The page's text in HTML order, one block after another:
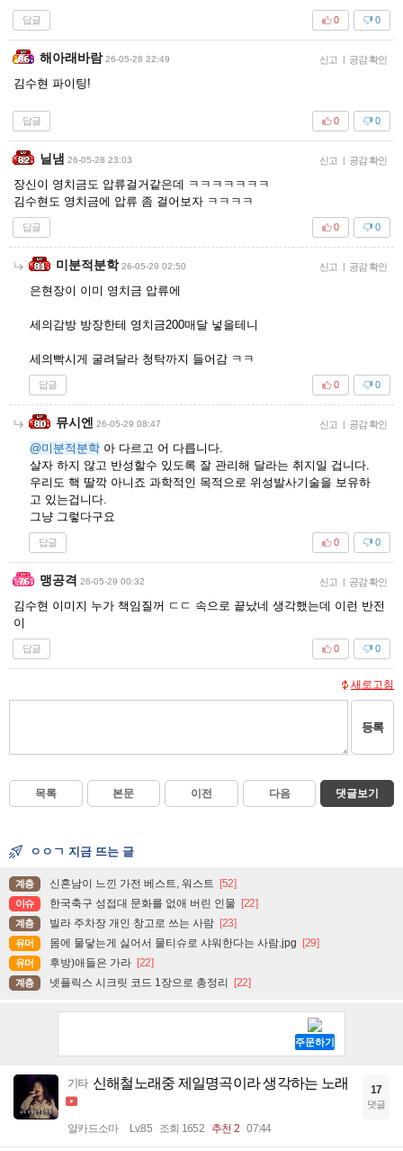
답글 0
0
해아래바람 26-05-28 22:49 신고 | 공감 확인
김수현 파이팅!
답글 0
0
닐냄 26-05-28 23:03 신고 | 공감 확인
장신이 영치금도 압류걸거같은데 ㅋㅋㅋㅋㅋㅋㅋ
김수현도 영치금에 압류 좀 걸어보자 ㅋㅋㅋㅋ
답글 0
0
미분적분학 26-05-29 02:50 신고 | 공감 확인
은현장이 이미 영치금 압류에
세의감방 방장한테 영치금200매달 넣을테니
세의빡시게 굴려달라 청탁까지 들어감 ㅋㅋ
답글 0
0
뮤시엔 26-05-29 08:47 신고 | 공감 확인
@미분적분학 아 다르고 어 다릅니다.
살자 하지 않고 반성할수 있도록 잘 관리해 달라는 취지일 겁니다.
우리도 핵 딸깍 아니죠 과학적인 목적으로 위성발사기술을 보유하
고 있는겁니다.
그냥 그렇다구요
답글 0
0
맹공격 26-05-29 00:32 신고 | 공감 확인
김수현 이미지 누가 책임질꺼 ㄷㄷ 속으로 끝났네 생각했는데 이런 반전
이
답글 0
0
새로고침
등록
목록 본문 이전 다음 댓글보기
ㅇㅇㄱ 지금 뜨는 글
계층 신혼남이 느낀 가전 베스트, 워스트 [52]
이슈 한국축구 성접대 문화를 없애 버린 인물 [22]
계층 빌라 주차장 개인 창고로 쓰는 사람 [23]
유머 몸에 물닿는게 싫어서 물티슈로 샤워한다는 사람.jpg [29]
유머 후방)애들은 가라 [22]
계층 넷플릭스 시크릿 코드 1장으로 총정리 [22]
기타 신해철노래중 제일명곡이라 생각하는 노래
알카드소마 Lv.85 조회 1652 추천 2 07:44
17
댓글